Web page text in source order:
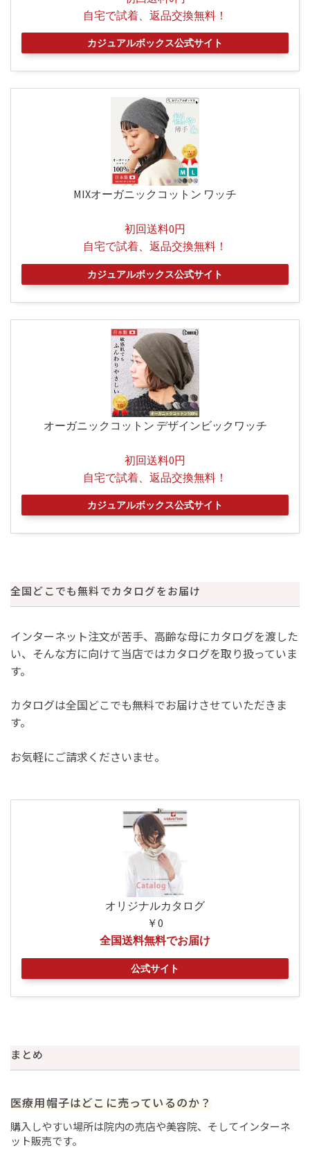
自宅で試着、返品交換無料！
カジュアルボックス公式サイト
MIXオーガニックコットン ワッチ
初回送料0円
自宅で試着、返品交換無料！
カジュアルボックス公式サイト
オーガニックコットン デザインビックワッチ
初回送料0円
自宅で試着、返品交換無料！
カジュアルボックス公式サイト
全国どこでも無料でカタログをお届け
インターネット注文が苦手、高齢な母にカタログを渡した
い、そんな方に向けて当店ではカタログを取り扱っていま
す。
カタログは全国どこでも無料でお届けさせていただきま
す。
お気軽にご請求くださいませ。
オリジナルカタログ
￥0
全国送料無料でお届け
公式サイト
まとめ
医療用帽子はどこに売っているのか？
購入しやすい場所は院内の売店や美容院、そしてインターネ
ット販売です。